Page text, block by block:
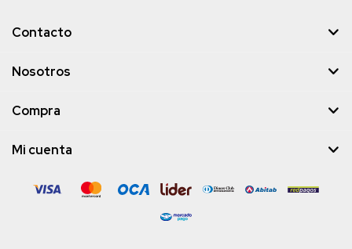
Contacto
Nosotros
Compra
Mi cuenta